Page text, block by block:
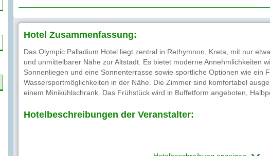
Hotel Zusammenfassung:
Das Olympic Palladium Hotel liegt zentral in Rethymnon, Kreta, mit nur
und unmittelbarer Nähe zur Altstadt. Es bietet moderne Annehmlichkeiten
Sonnenliegen und eine Sonnenterrasse sowie sportliche Optionen wie ein
Wassersportmöglichkeiten in der Nähe. Die Zimmer sind komfortabel
einem Minikühlschrank. Das Frühstück wird in Buffetform angeboten,
Hotelbeschreibungen der Veranstalter: